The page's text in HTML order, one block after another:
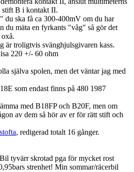
B i kontakt II.
du ska få ca 300-400mV om du har
du mäta en fyrkants "våg" så gör det
är troligtvis svänghjulsgivaren kass.
220 +/- 60 ohm
själva spolen, men det väntar jag med
som endast finns på 480 1987
med B18FP och B20F, men om
av dem så hör av er för rätt stift och
, redigerad totalt 16 gånger.
tyvärr skrotad pga för mycket rost
strenhet! Min sommar/räcerbil